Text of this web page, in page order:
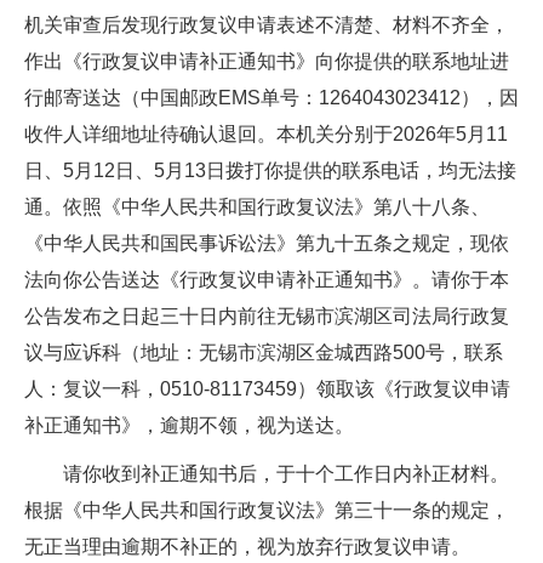
机关审查后发现行政复议申请表述不清楚、材料不齐全，
作出《行政复议申请补正通知书》向你提供的联系地址进
行邮寄送达（中国邮政EMS单号：1264043023412），因
收件人详细地址待确认退回。本机关分别于2026年5月11
日、5月12日、5月13日拨打你提供的联系电话，均无法接
通。依照《中华人民共和国行政复议法》第八十八条、
《中华人民共和国民事诉讼法》第九十五条之规定，现依
法向你公告送达《行政复议申请补正通知书》。请你于本
公告发布之日起三十日内前往无锡市滨湖区司法局行政复
议与应诉科（地址：无锡市滨湖区金城西路500号，联系
人：复议一科，0510-81173459）领取该《行政复议申请
补正通知书》，逾期不领，视为送达。
请你收到补正通知书后，于十个工作日内补正材料。
根据《中华人民共和国行政复议法》第三十一条的规定，
无正当理由逾期不补正的，视为放弃行政复议申请。